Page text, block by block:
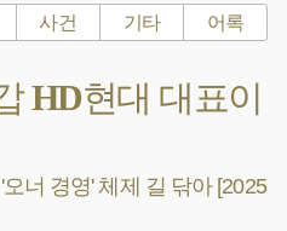
사건 기타 어록
HD현대 대표이
너 경영' 체제 길 닦아 [2025